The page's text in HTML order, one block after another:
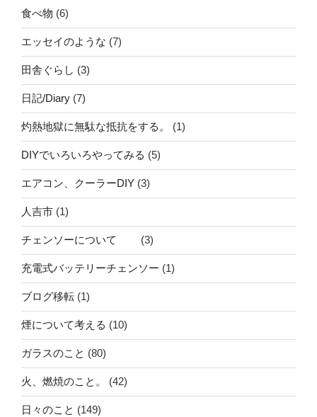
食べ物 (6)
エッセイのような (7)
田舎ぐらし (3)
日記/Diary (7)
灼熱地獄に無駄な抵抗をする。 (1)
DIYでいろいろやってみる (5)
エアコン、クーラーDIY (3)
人吉市 (1)
チェンソーについて (3)
充電式バッテリーチェンソー (1)
ブログ移転 (1)
煙について考える (10)
ガラスのこと (80)
火、燃焼のこと。 (42)
日々のこと (149)